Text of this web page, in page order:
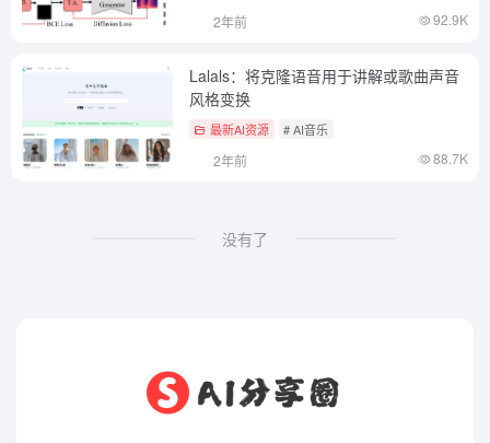
2年前 92.9K
Lalals：将克隆语音用于讲解或歌曲声音
风格变换
最新AI资源 # AI音乐
2年前 88.7K
没有了